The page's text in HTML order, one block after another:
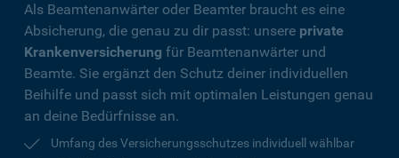
Als Beamtenanwärter oder Beamter braucht es eine
Absicherung, die genau zu dir passt: unsere private
Krankenversicherung für Beamtenanwärter und
Beamte. Sie ergänzt den Schutz deiner individuellen
Beihilfe und passt sich mit optimalen Leistungen genau
an deine Bedürfnisse an.
Umfang des Versicherungsschutzes individuell wählbar